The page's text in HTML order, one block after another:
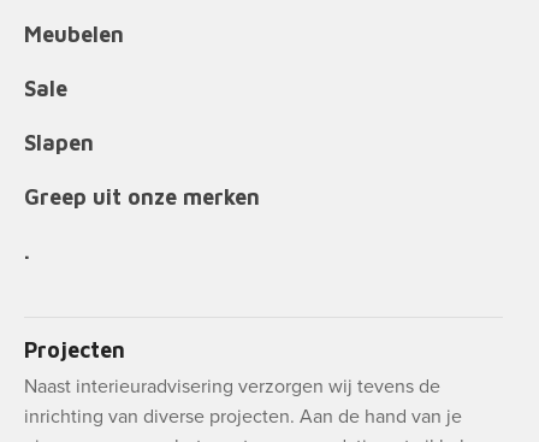
Meubelen
Sale
Slapen
Greep uit onze merken
.
Projecten
Naast interieuradvisering verzorgen wij tevens de
inrichting van diverse projecten. Aan de hand van je